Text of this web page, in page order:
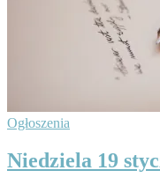
Ogłoszenia
Niedziela 19